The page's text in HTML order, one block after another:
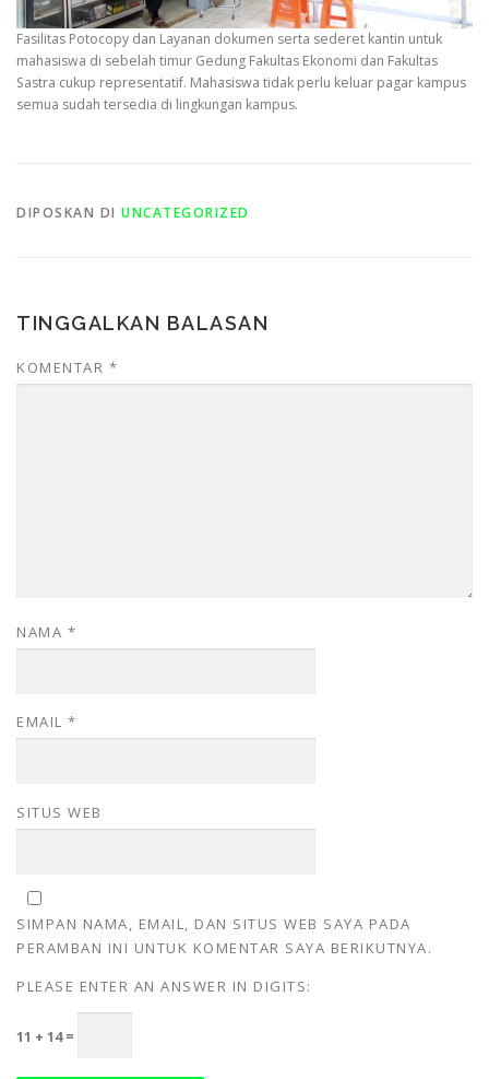
Fasilitas Potocopy dan Layanan dokumen serta sederet kantin untuk
mahasiswa di sebelah timur Gedung Fakultas Ekonomi dan Fakultas
Sastra cukup representatif. Mahasiswa tidak perlu keluar pagar kampus
semua sudah tersedia di lingkungan kampus.
DIPOSKAN DI UNCATEGORIZED
TINGGALKAN BALASAN
KOMENTAR *
NAMA *
EMAIL *
SITUS WEB
SIMPAN NAMA, EMAIL, DAN SITUS WEB SAYA PADA
PERAMBAN INI UNTUK KOMENTAR SAYA BERIKUTNYA.
PLEASE ENTER AN ANSWER IN DIGITS:
11 + 14 =